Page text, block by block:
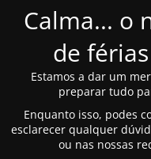
Calma... o
de
Estamos a dar um
preparar tudo
Enquanto isso, podes
esclarecer qualquer
ou nas nossas